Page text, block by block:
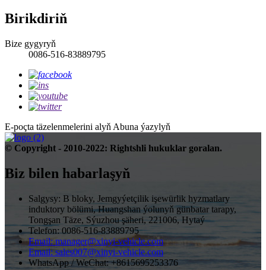
Birikdiriň
Bize gygyryň
0086-516-83889795
E-poçta täzelenmelerini alyň Abuna ýazylyň
© Copyright - 2010-2022: Rightshli hukuklar goralan.
Biz bilen habarlaşyň
Salgysy: B bloky, Jemgyýetçilik işewürlik hyzmatlary
induktory bölümi, Huangshan ýolunyň günbatar tarapy,
Tongşan Täze, Sýuzhou şäheri, 221006, Hytaý
Telefon: 0086-516-83889795
Email: manager@xinyi-vehicle.com
Email: sales007@xinyi-vehicle.com
WhatsApp / WeChat: +8615695253376